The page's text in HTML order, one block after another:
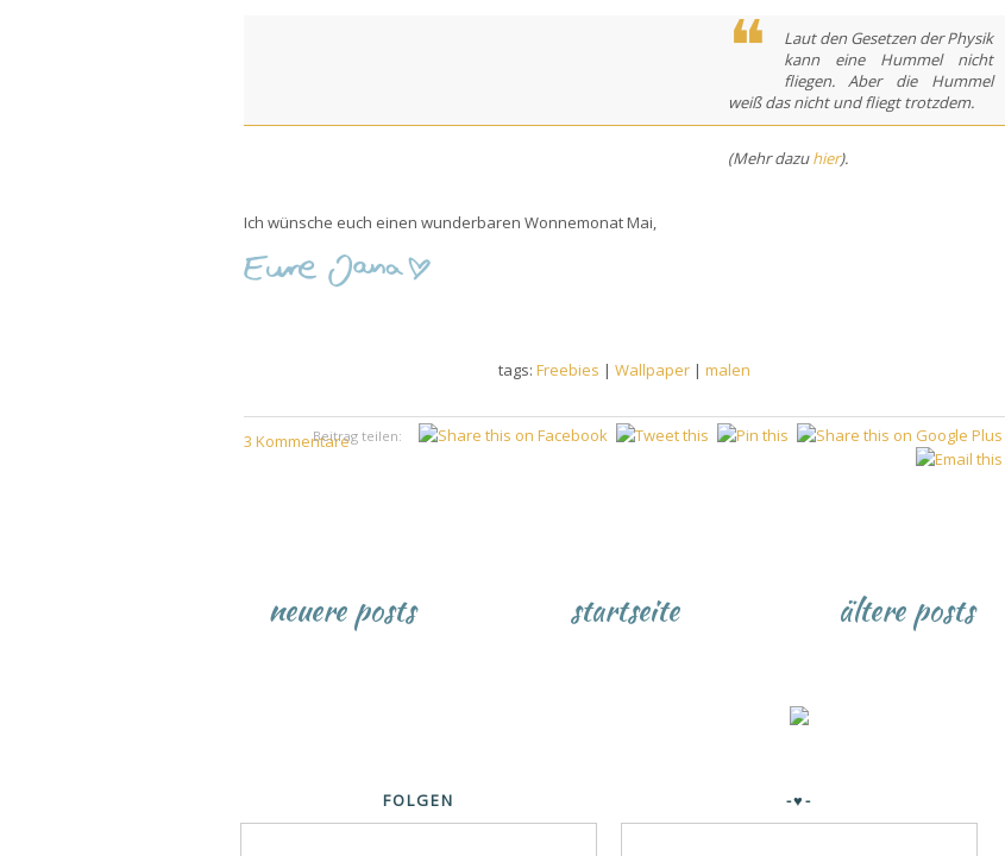
Laut den Gesetzen der Physik
kann eine Hummel nicht
fliegen. Aber die Hummel
weiß das nicht und fliegt trotzdem.
(Mehr dazuhier).
Ich wünsche euch einen wunderbaren Wonnemonat Mai,
tags: Freebies | Wallpaper| malen
3 KommentareBeitrag teilen:
neuere posts ältere posts
startseite
FOLGEN -♥-